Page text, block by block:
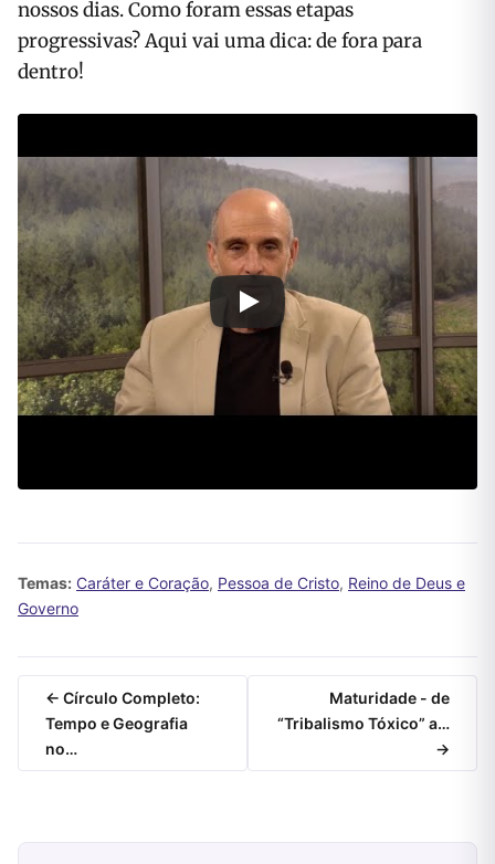
nossos dias. Como foram essas etapas
progressivas? Aqui vai uma dica: de fora para
dentro!
Temas: Caráter e Coração, Pessoa de Cristo, Reino de Deus e
Governo
← Círculo Completo:
Tempo e Geografia
no…
Maturidade - de
“Tribalismo Tóxico” a…
→